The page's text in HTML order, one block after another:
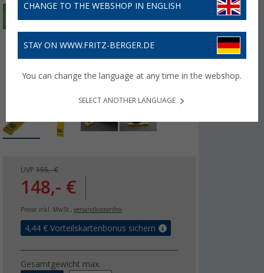
UVP 155,- €
148,- €
Preise inkl. MwSt., versandkostenfrei
4,44 € Vorteilskartenbonus sichern
Gesamtgewicht max.
CHANGE TO THE WEBSHOP IN ENGLISH
STAY ON WWW.FRITZ-BERGER.DE
You can change the language at any time in the webshop.
SELECT ANOTHER LANGUAGE